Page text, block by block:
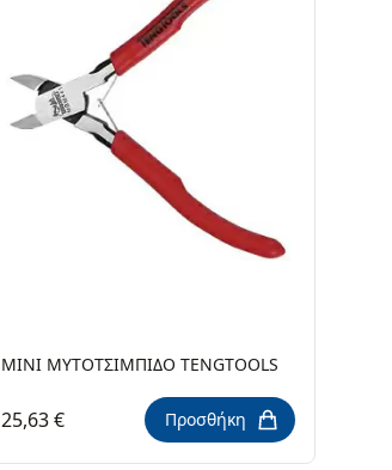
ΜΙΝΙ ΜΥΤΟΤΣΙΜΠΙΔΟ TENGTOOLS
25,63 € Προσθήκη